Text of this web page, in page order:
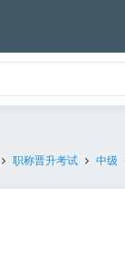
职称晋升考试 中级